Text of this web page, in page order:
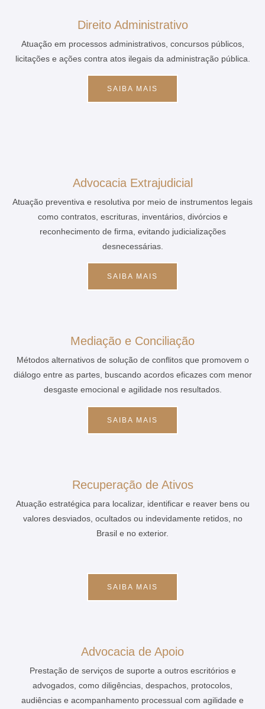
Direito Administrativo
Atuação em processos administrativos, concursos públicos,
licitações e ações contra atos ilegais da administração pública.
SAIBA MAIS
Advocacia Extrajudicial
Atuação preventiva e resolutiva por meio de instrumentos legais
como contratos, escrituras, inventários, divórcios e
reconhecimento de firma, evitando judicializações
desnecessárias.
SAIBA MAIS
Mediação e Conciliação
Métodos alternativos de solução de conflitos que promovem o
diálogo entre as partes, buscando acordos eficazes com menor
desgaste emocional e agilidade nos resultados.
SAIBA MAIS
Recuperação de Ativos
Atuação estratégica para localizar, identificar e reaver bens ou
valores desviados, ocultados ou indevidamente retidos, no
Brasil e no exterior.
SAIBA MAIS
Advocacia de Apoio
Prestação de serviços de suporte a outros escritórios e
advogados, como diligências, despachos, protocolos,
audiências e acompanhamento processual com agilidade e